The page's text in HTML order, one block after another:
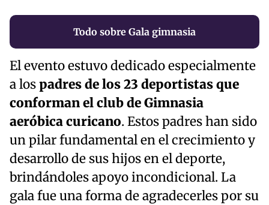
Todo sobre Gala gimnasia
El evento estuvo dedicado especialmente
a lospadres de los 23 deportistas que
conforman el club de Gimnasia
aeróbica curicano. Estos padres han sido
un pilar fundamental en el crecimiento y
desarrollo de sus hijos en el deporte,
brindándoles apoyo incondicional. La
gala fue una forma de agradecerles por su